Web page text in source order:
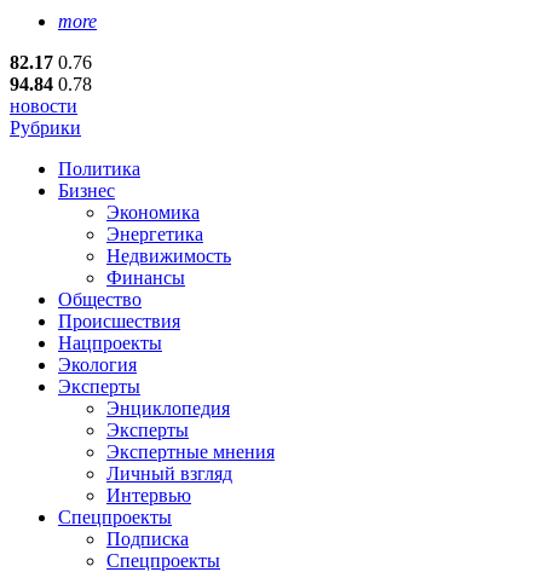
more
82.17 0.76
94.84 0.78
новости
Рубрики
Политика
Бизнес
Экономика
Энергетика
Недвижимость
Финансы
Общество
Происшествия
Нацпроекты
Экология
Эксперты
Энциклопедия
Эксперты
Экспертные мнения
Личный взгляд
Интервью
Спецпроекты
Подписка
Спецпроекты